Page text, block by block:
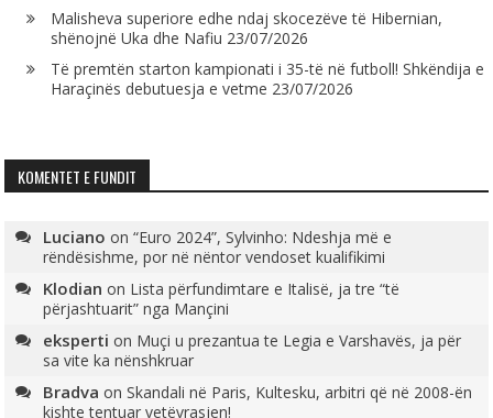
Malisheva superiore edhe ndaj skocezëve të Hibernian,
shënojnë Uka dhe Nafiu 23/07/2026
Të premtën starton kampionati i 35-të në futboll! Shkëndija e
Haraçinës debutuesja e vetme 23/07/2026
KOMENTET E FUNDIT
Luciano on“Euro 2024”, Sylvinho: Ndeshja më e
rëndësishme, por në nëntor vendoset kualifikimi
Klodian on Lista përfundimtare e Italisë, ja tre “të
përjashtuarit” nga Mançini
eksperti on Muçi u prezantua te Legia e Varshavës, ja për
sa vite ka nënshkruar
Bradva onSkandali në Paris, Kultesku, arbitri që në 2008-ën
kishte tentuar vetëvrasjen!